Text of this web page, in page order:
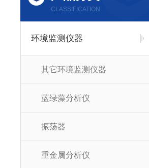
CLASSIFICATION
环境监测仪器
其它环境监测仪器
蓝绿藻分析仪
振荡器
重金属分析仪